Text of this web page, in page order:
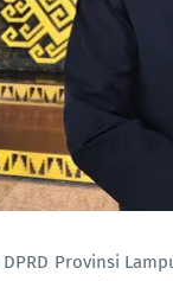
DPRD Provinsi